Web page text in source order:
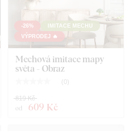
-26%
IMITACE MECHU
VÝPRODEJ 🔥
Mechová imitace mapy
světa - Obraz
( 0 )
od 609 Kč
819 Kč